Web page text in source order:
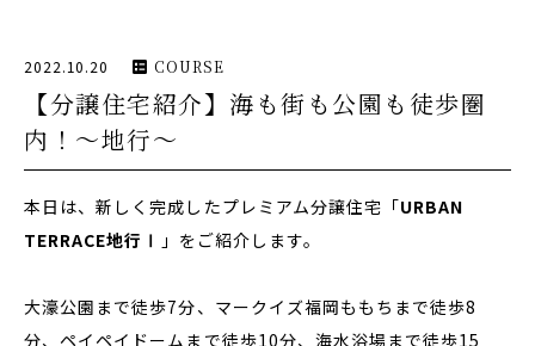
2022.10.20 COURSE
【分譲住宅紹介】海も街も公園も徒歩圏
内！〜地行〜
本日は、新しく完成したプレミアム分譲住宅「URBAN
TERRACE地行Ⅰ 」をご紹介します。
大濠公園まで徒歩7分、マークイズ福岡ももちまで徒歩8
分、ペイペイドームまで徒歩10分、海水浴場まで徒歩15